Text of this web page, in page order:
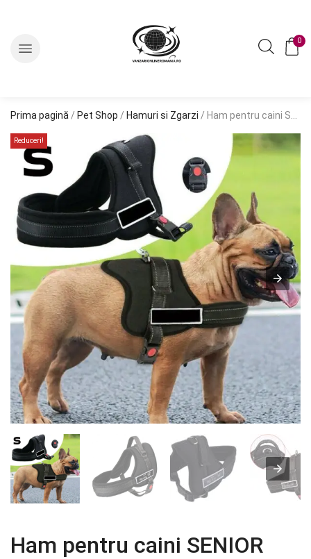
0
Prima pagină / Pet Shop / Hamuri si Zgarzi / Ham pentru caini SENIOR DOG S (60 – 75cm)
Reduceri!
Ham pentru caini SENIOR